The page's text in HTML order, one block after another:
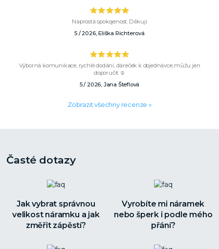
Naprostá spokojenost. Děkuji
5 / 2026, Eliška Richterová
Výborná komunikace, rychlé dodání, dáreček k objednávce..můžu jen
doporučit ☺️
5 / 2026, Jana Šteflová
Zobrazit všechny recenze »
Časté dotazy
Jak vybrat správnou
velikost náramku a jak
změřit zápěstí?
Vyrobíte mi náramek
nebo šperk i podle mého
přání?